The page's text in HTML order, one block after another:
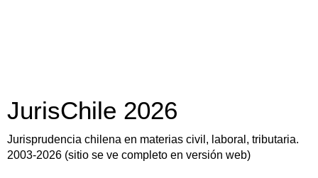
JurisChile 2026
Jurisprudencia chilena en materias civil, laboral, tributaria.
2003-2026 (sitio se ve completo en versión web)